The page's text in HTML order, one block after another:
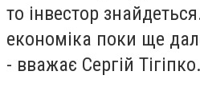
то інвестор
економіка поки ще
- вважає Сергій Тігіпко.